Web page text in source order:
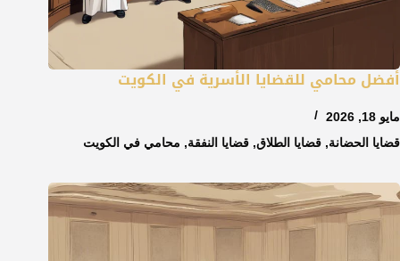
أفضل محامي للقضايا الأسرية في الكويت
مايو 18, 2026
قضايا الحضانة, قضايا الطلاق, قضايا النفقة, محامي في الكويت